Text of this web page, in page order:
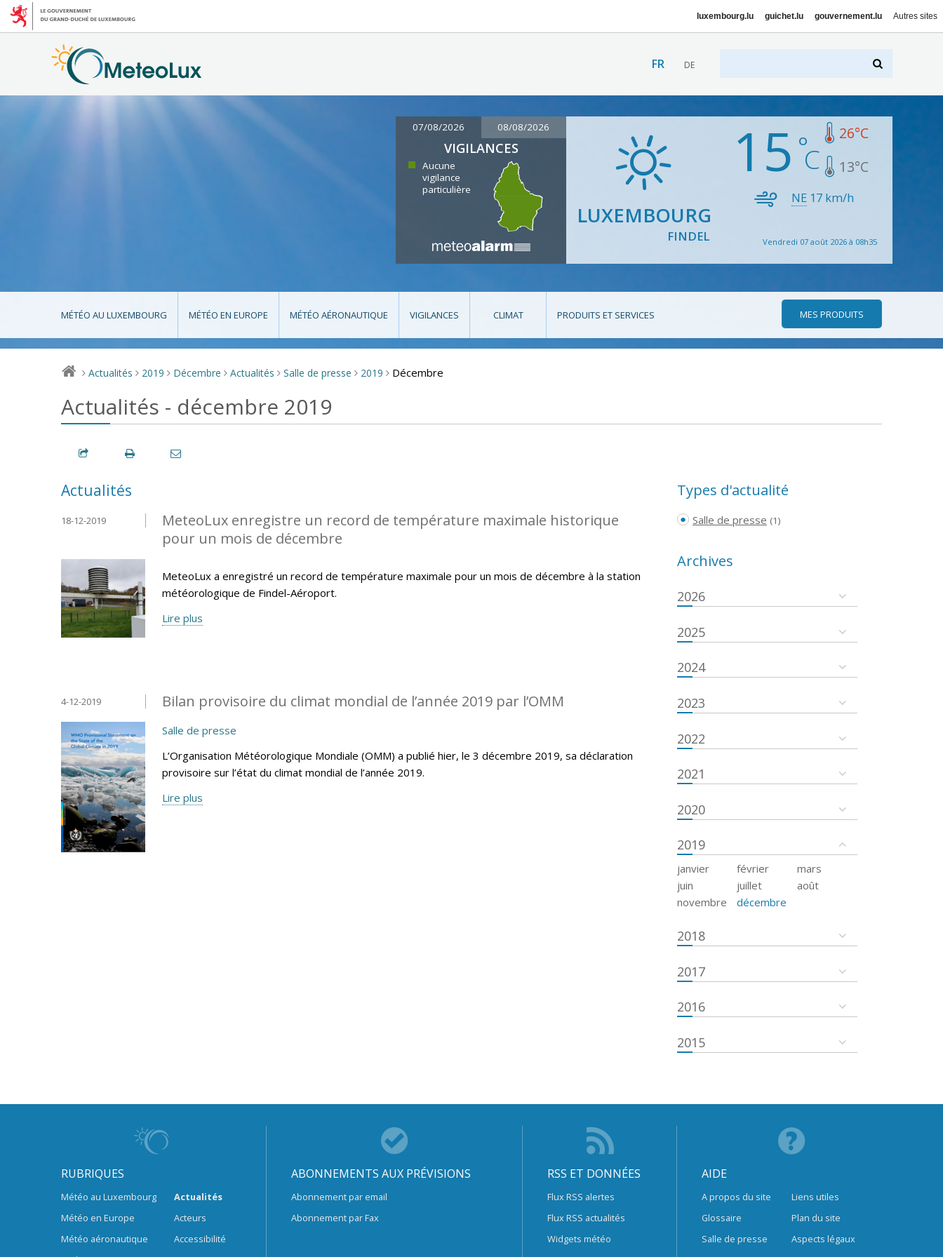
luxembourg.lu guichet.lu gouvernement.lu Autres sites
FR DE
07/08/2026 08/08/2026
VIGILANCES
Aucune
vigilance
particulière
LUXEMBOURG
FINDEL
15 26°C
13°C
NE 17 km/h
Vendredi 07 août 2026 à 08h35
MÉTÉO AU LUXEMBOURG MÉTÉO EN EUROPE MÉTÉO AÉRONAUTIQUE VIGILANCES CLIMAT PRODUITS ET SERVICES MES PRODUITS
> Actualités > 2019 > Décembre > Actualités > Salle de presse > 2019 > Décembre
Actualités - décembre 2019
Actualités
MeteoLux enregistre un record de température maximale historique
pour un mois de décembre
18-12-2019
MeteoLux a enregistré un record de température maximale pour un mois de décembre à la station
météorologique de Findel-Aéroport.
Lire plus
Bilan provisoire du climat mondial de l’année 2019 par l’OMM
4-12-2019
Salle de presse
L’Organisation Météorologique Mondiale (OMM) a publié hier, le 3 décembre 2019, sa déclaration
provisoire sur l’état du climat mondial de l’année 2019.
Lire plus
Types d'actualité
Salle de presse (1)
Archives
2026
2025
2024
2023
2022
2021
2020
2019
janvier février
mars
juin
juillet
août
novembre
décembre
2018
2017
2016
2015
RUBRIQUES
Météo au Luxembourg
Météo en Europe
Météo aéronautique
Actualités
Acteurs
Accessibilité
ABONNEMENTS AUX PRÉVISIONS
Abonnement par email
Abonnement par Fax
RSS ET DONNÉES
Flux RSS alertes
Flux RSS actualités
Widgets météo
AIDE
A propos du site
Glossaire
Salle de presse
Liens utiles
Plan du site
Aspects légaux